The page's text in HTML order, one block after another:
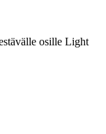
osille Light